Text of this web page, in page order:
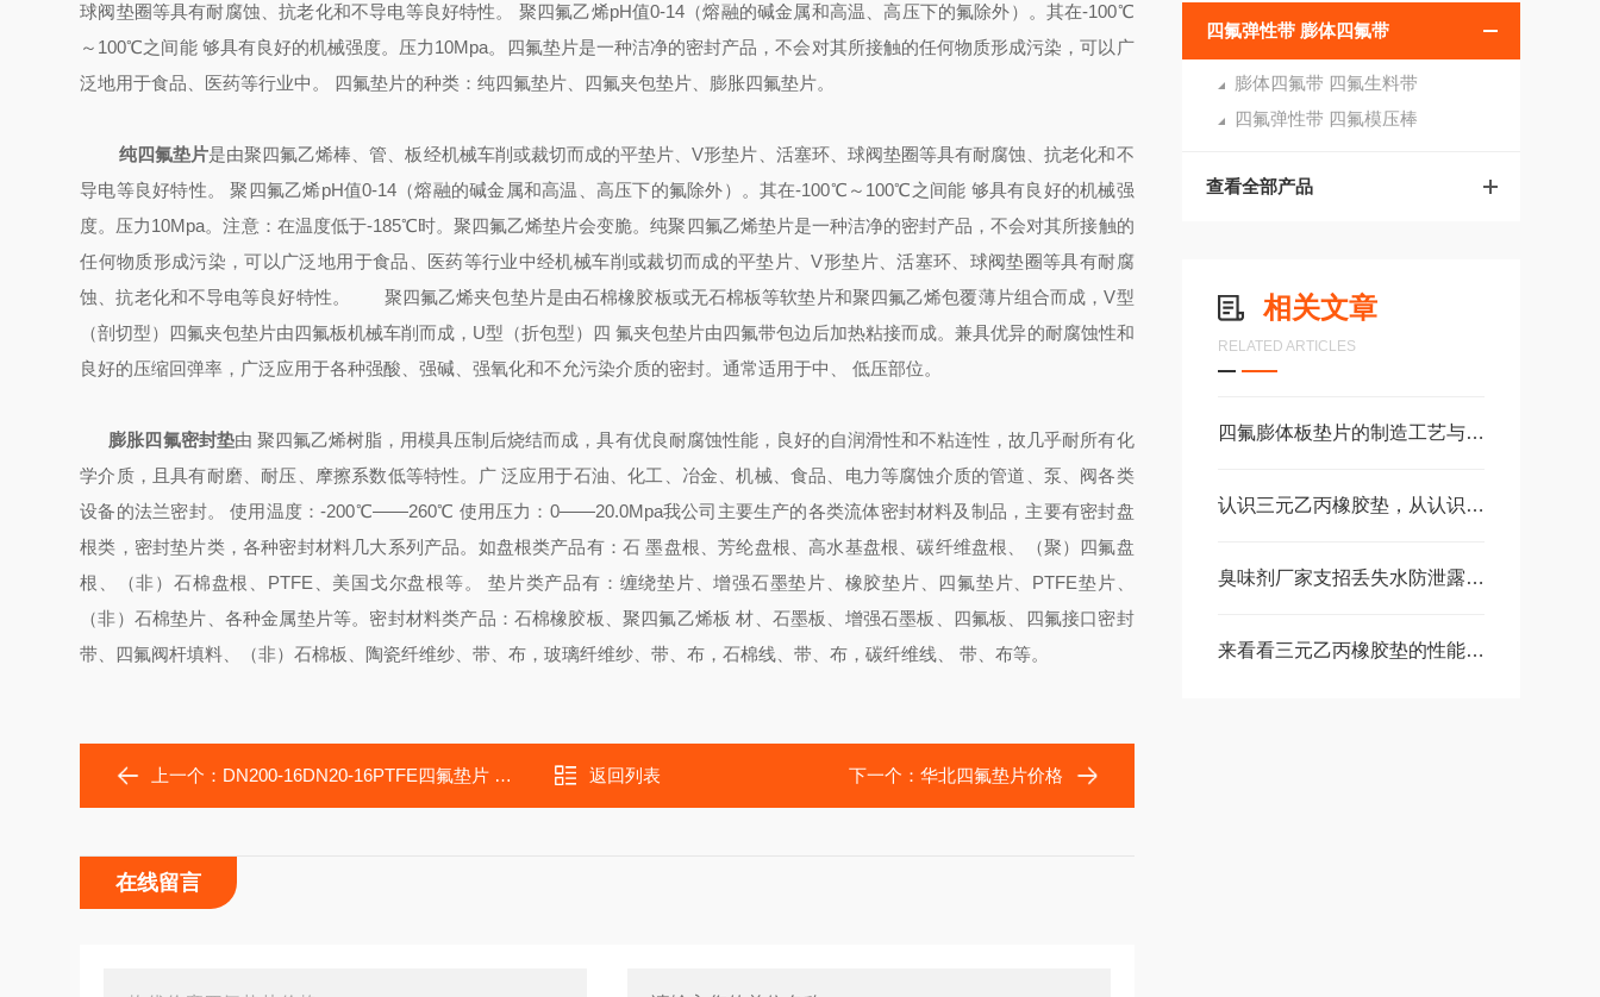
四氟弹性带 膨体四氟带
膨体四氟带 四氟生料带
四氟弹性带 四氟模压棒
查看全部产品
相关文章
RELATED ARTICLES
四氟膨体板垫片的制造工艺与材料特性分析
认识三元乙丙橡胶垫，从认识它的性能特征开始
臭味剂厂家支招丢失水防泄露Z有效的方法
来看看三元乙丙橡胶垫的性能与优点你知道几个
球阀垫圈等具有耐腐蚀、抗老化和不导电等良好特性。 聚四氟乙烯pH值0-14（熔融的碱金属和高温、高压下的氟除外）。其在-100℃
～100℃之间能 够具有良好的机械强度。压力10Mpa。四氟垫片是一种洁净的密封产品，不会对其所接触的任何物质形成污染，可以广
泛地用于食品、医药等行业中。
四氟垫片的种类：纯四氟垫片、四氟夹包垫片、膨胀四氟垫片。
纯四氟垫片是由聚四氟乙烯棒、管、板经机械车削或裁切而成的平垫片、V形垫片、活塞环、球阀垫圈等具有耐腐蚀、抗老化和不
导电等良好特性。 聚四氟乙烯pH值0-14（熔融的碱金属和高温、高压下的氟除外）。其在-100℃～100℃之间能 够具有良好的机械强
度。压力10Mpa。注意：在温度低于-185℃时。聚四氟乙烯垫片会变脆。纯聚四氟乙烯垫片是一种洁净的密封产品，不会对其所接触的
任何物质形成污染，可以广泛地用于食品、医药等行业中经机械车削或裁切而成的平垫片、V形垫片、活塞环、球阀垫圈等具有耐腐
蚀、抗老化和不导电等良好特性。
聚四氟乙烯夹包垫片是由石棉橡胶板或无石棉板等软垫片和聚四氟乙烯包覆薄片组合而成，V型
（剖切型）四氟夹包垫片由四氟板机械车削而成，U型（折包型）四 氟夹包垫片由四氟带包边后加热粘接而成。兼具优异的耐腐蚀性和
良好的压缩回弹率，广泛应用于各种强酸、强碱、强氧化和不允污染介质的密封。通常适用于中、 低压部位。
膨胀四氟密封垫由 聚四氟乙烯树脂，用模具压制后烧结而成，具有优良耐腐蚀性能，良好的自润滑性和不粘连性，故几乎耐所有化
学介质，且具有耐磨、耐压、摩擦系数低等特性。广 泛应用于石油、化工、冶金、机械、食品、电力等腐蚀介质的管道、泵、阀各类
设备的法兰密封。 使用温度：-200℃——260℃ 使用压力：0——20.0Mpa我公司主要生产的各类流体密封材料及制品，主要有密封盘
根类，密封垫片类，各种密封材料几大系列产品。如盘根类产品有：石 墨盘根、芳纶盘根、高水基盘根、碳纤维盘根、（聚）四氟盘
根、（非）石棉盘根、PTFE、美国戈尔盘根等。 垫片类产品有：缠绕垫片、增强石墨垫片、橡胶垫片、四氟垫片、PTFE垫片、
（非）石棉垫片、各种金属垫片等。密封材料类产品：石棉橡胶板、聚四氟乙烯板 材、石墨板、增强石墨板、四氟板、四氟接口密封
带、四氟阀杆填料、（非）石棉板、陶瓷纤维纱、带、布，玻璃纤维纱、带、布，石棉线、带、布，碳纤维线、 带、布等。
上一个： DN200-16DN20-16PTFE四氟垫片 耐酸碱聚四氟乙烯垫片 返回列表 下一个： 华北四氟垫片价格
在线留言